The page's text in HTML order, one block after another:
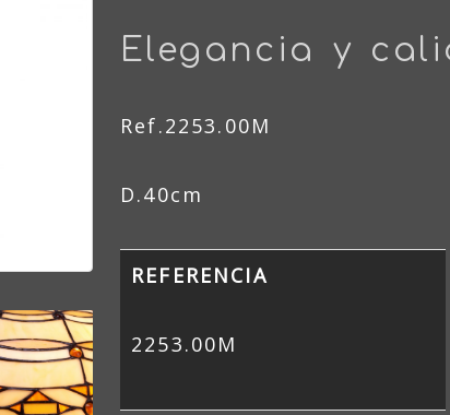
Elegancia y
Ref.2253.00M
D.40cm
REFERENCIA
2253.00M